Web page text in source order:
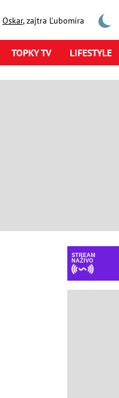
Oskar, zajtra Ľubomíra
TOPKY TV LIFESTYLE
STREAM
NAŽIVO